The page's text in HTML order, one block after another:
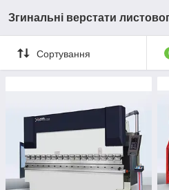
Згинальні верстати
Сортування